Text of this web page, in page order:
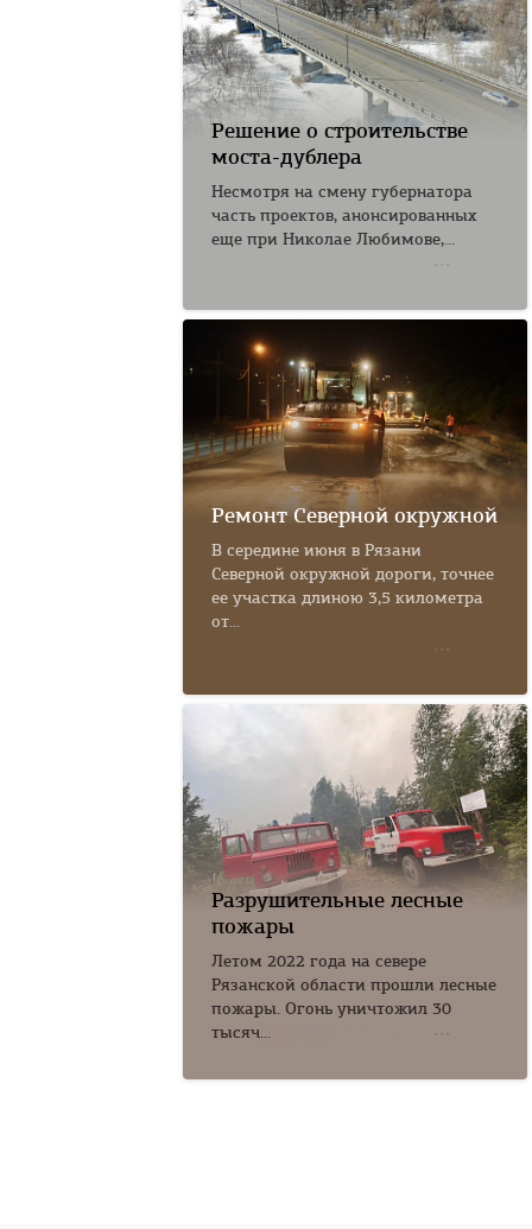
Решение о строительстве
моста-дублера
Несмотря на смену губернатора
часть проектов, анонсированных
еще при Николае Любимове,...
Ремонт Северной окружной
В середине июня в Рязани
Северной окружной дороги, точнее
ее участка длиною 3,5 километра
от...
Разрушительные лесные
пожары
Летом 2022 года на севере
Рязанской области прошли лесные
пожары. Огонь уничтожил 30
тысяч...